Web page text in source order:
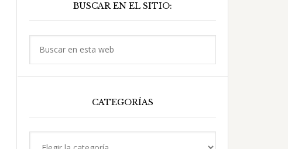
lateral
principal
BUSCAR EN EL SITIO:
CATEGORÍAS